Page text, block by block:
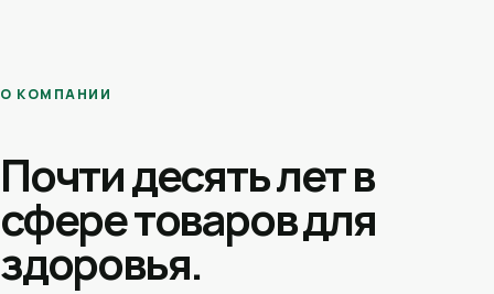
О КОМПАНИИ
Почти десять лет в
сфере товаров для
здоровья.